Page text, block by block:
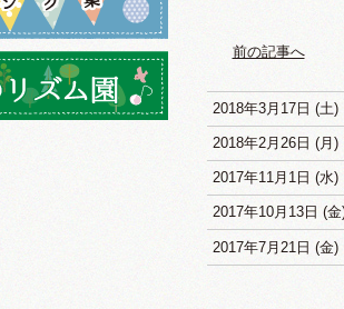
前の記事へ
2018年3月17日 (土)
2018年2月26日 (月)
2017年11月1日 (水)
2017年10月13日 (金
2017年7月21日 (金)